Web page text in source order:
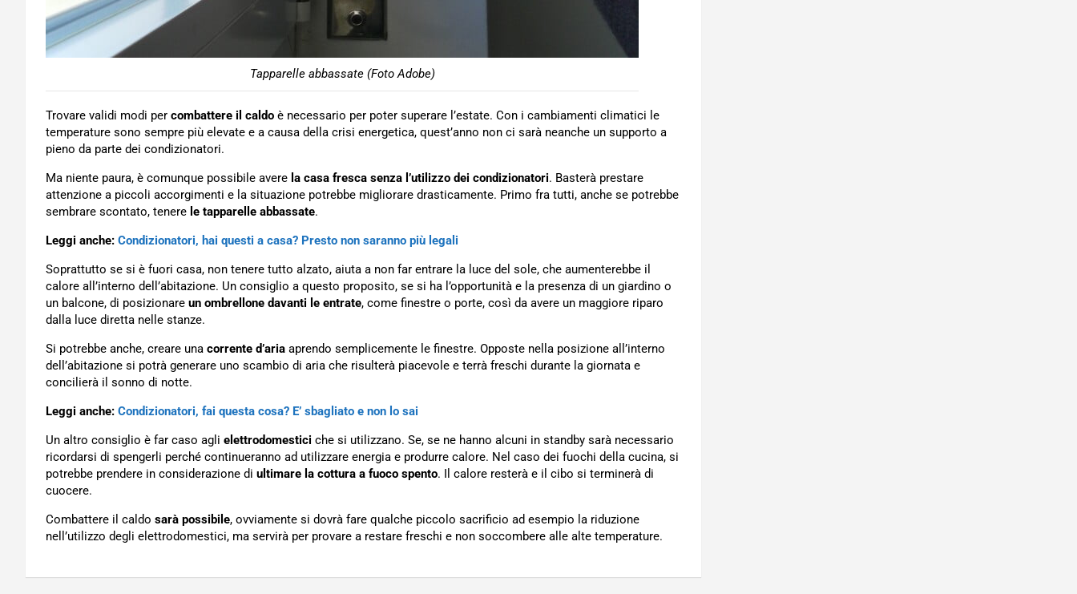
Tapparelle abbassate (Foto Adobe)
Trovare validi modi per combattere il caldo è necessario per poter superare l’estate. Con i cambiamenti climatici le
temperature sono sempre più elevate e a causa della crisi energetica, quest’anno non ci sarà neanche un supporto a
pieno da parte dei condizionatori.
Ma niente paura, è comunque possibile avere la casa fresca senza l’utilizzo dei condizionatori. Basterà prestare
attenzione a piccoli accorgimenti e la situazione potrebbe migliorare drasticamente. Primo fra tutti, anche se potrebbe
sembrare scontato, tenere le tapparelle abbassate.
Leggi anche: Condizionatori, hai questi a casa? Presto non saranno più legali
Soprattutto se si è fuori casa, non tenere tutto alzato, aiuta a non far entrare la luce del sole, che aumenterebbe il
calore all’interno dell’abitazione. Un consiglio a questo proposito, se si ha l’opportunità e la presenza di un giardino o
un balcone, di posizionare un ombrellone davanti le entrate, come finestre o porte, così da avere un maggiore riparo
dalla luce diretta nelle stanze.
Si potrebbe anche, creare una corrente d’aria aprendo semplicemente le finestre. Opposte nella posizione all’interno
dell’abitazione si potrà generare uno scambio di aria che risulterà piacevole e terrà freschi durante la giornata e
concilierà il sonno di notte.
Leggi anche: Condizionatori, fai questa cosa? E’ sbagliato e non lo sai
Un altro consiglio è far caso agli elettrodomestici che si utilizzano. Se, se ne hanno alcuni in standby sarà necessario
ricordarsi di spengerli perché continueranno ad utilizzare energia e produrre calore. Nel caso dei fuochi della cucina, si
potrebbe prendere in considerazione di ultimare la cottura a fuoco spento. Il calore resterà e il cibo si terminerà di
cuocere.
Combattere il caldo sarà possibile, ovviamente si dovrà fare qualche piccolo sacrificio ad esempio la riduzione
nell’utilizzo degli elettrodomestici, ma servirà per provare a restare freschi e non soccombere alle alte temperature.